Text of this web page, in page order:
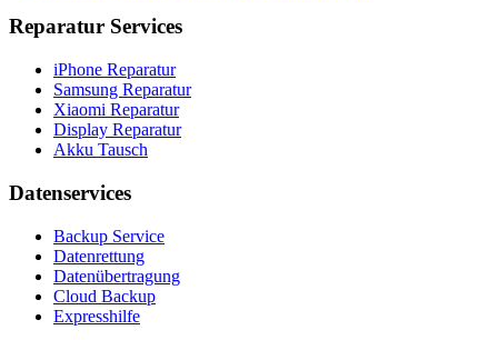
Reparatur Services
iPhone Reparatur
Samsung Reparatur
Xiaomi Reparatur
Display Reparatur
Akku Tausch
Datenservices
Backup Service
Datenrettung
Datenübertragung
Cloud Backup
Expresshilfe